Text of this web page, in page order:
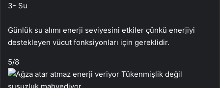
3- Su
Günlük su alımı enerji seviyesini etkiler çünkü enerjiyi
destekleyen vücut fonksiyonları için gereklidir.
5/8